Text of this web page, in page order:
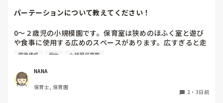
パーテーションについて教えてください！
0〜２歳児の小規模園です。保育室は狭めのほふく室と遊び
や食事に使用する広めのスペースがあります。広すぎると走
り回ったりして落ち着かないので、活動によってパーテーシ
うな素材で軽いので、ちょっと体が当たると倒れたり、つか
まり立ちが不安定な子にとっては共倒れになったりで危険で
す。かと言って固定してしまうと活動によって柔軟に移動す
環境構成 安全 小規模保育園
NANA
保育士, 保育園
2 ・ 3日前